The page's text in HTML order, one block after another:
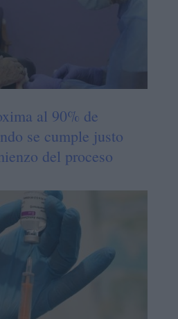
al 90% de
se cumple justo
del proceso